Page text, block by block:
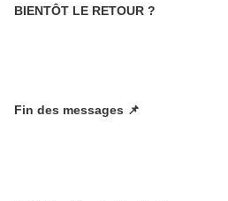
BIENTÔT LE RETOUR ?
Fin des messages 📌